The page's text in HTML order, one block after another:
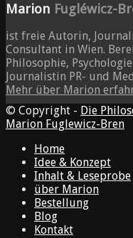
Marion Fugléwicz-
ist freie Autorin,
Consultant in Wien.
Philosophie,
Journalistin PR- und
Mehr über Marion
© Copyright - Die
Marion Fuglewicz-Bren
Home
Idee & Konzept
Inhalt & Leseprobe
über Marion
Bestellung
Blog
Kontakt